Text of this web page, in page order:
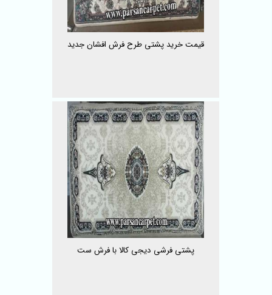
قیمت خرید پشتی طرح فرش افشان جدید
پشتی فرشی دیجی کالا با فرش ست